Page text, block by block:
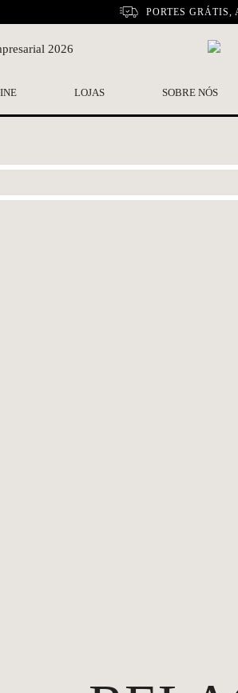
PORTES
2026
LOJAS SOBRE NÓS